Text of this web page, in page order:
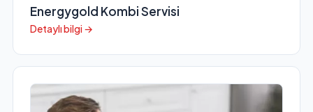
Energygold Kombi Servisi
Detaylı bilgi →